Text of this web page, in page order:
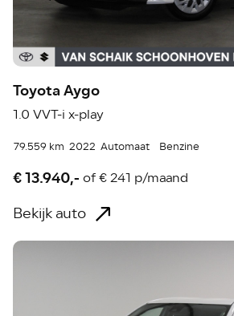
Toyota Aygo
1.0 VVT-i x-play
79.559 km 2022 Automaat Benzine
€ 13.940,- of€ 241 p/maand
Bekijk auto